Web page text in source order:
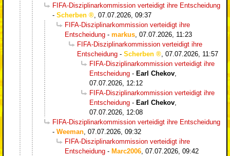
FIFA-Disziplinarkommission verteidigt ihre Entscheidung
- Scherben
07.07.2026, 09:37
FIFA-Disziplinarkommission verteidigt ihre
Entscheidung - markus 07.07.2026, 11:23
FIFA-Disziplinarkommission verteidigt ihre
Entscheidung - Scherben
07.07.2026, 11:57
FIFA-Disziplinarkommission verteidigt ihre
Entscheidung - Earl Chekov
07.07.2026, 12:12
FIFA-Disziplinarkommission verteidigt ihre
Entscheidung - Earl Chekov
07.07.2026, 12:08
FIFA-Disziplinarkommission verteidigt ihre Entscheidung
- Weeman 07.07.2026, 09:32
FIFA-Disziplinarkommission verteidigt ihre
Entscheidung - Marc2006 07.07.2026, 09:42